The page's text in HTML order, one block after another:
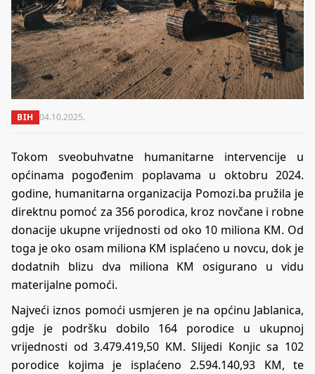
BIH 04.10.2025.
Tokom sveobuhvatne humanitarne intervencije u
općinama pogođenim poplavama u oktobru 2024.
godine, humanitarna organizacija Pomozi.ba pružila je
direktnu pomoć za 356 porodica, kroz novčane i robne
donacije ukupne vrijednosti od oko 10 miliona KM. Od
toga je oko osam miliona KM isplaćeno u novcu, dok je
dodatnih blizu dva miliona KM osigurano u vidu
materijalne pomoći.
Najveći iznos pomoći usmjeren je na općinu Jablanica,
gdje je podršku dobilo 164 porodice u ukupnoj
vrijednosti od 3.479.419,50 KM. Slijedi Konjic sa 102
porodice kojima je isplaćeno 2.594.140,93 KM, te